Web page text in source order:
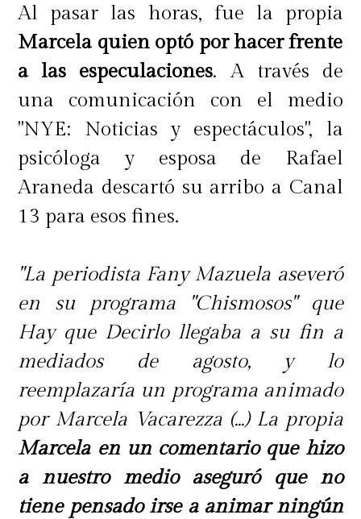
Al pasar las horas, fue la propia
Marcela quien optó por hacer frente
a las especulaciones. A través de
una comunicación con el medio
"NYE: Noticias y espectáculos", la
psicóloga y esposa de Rafael
Araneda descartó su arribo a Canal
13 para esos fines.
"La periodista Fany Mazuela aseveró
en su programa "Chismosos" que
Hay que Decirlo llegaba a su fin a
mediados de agosto, y lo
reemplazaría un programa animado
por Marcela Vacarezza (...) La propia
Marcela en un comentario que hizo
a nuestro medio aseguró que no
tiene pensado irse a animar ningún